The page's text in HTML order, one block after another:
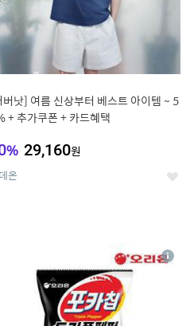
낫] 여름 신상부터 베스트 아이템 ~ 5
+ 추가쿠폰 + 카드혜택
% 29,160원
온 좋
상